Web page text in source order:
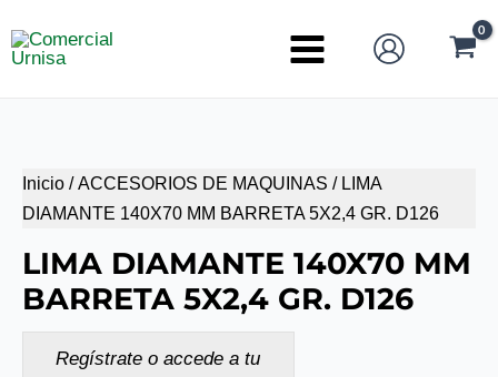
al
Main
Inicio /ACCESORIOS DE MAQUINAS / LIMA
DIAMANTE 140X70 MM BARRETA 5X2,4 GR. D126
LIMA DIAMANTE 140X70 MM
BARRETA 5X2,4 GR. D126
Regístrate o accede a tu